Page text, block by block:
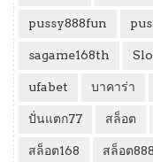
pussy888fun
sagame168th
ufabet บาคาร่า
ปั่นแตก77 สล็อต
สล็อต168 สล็อต888